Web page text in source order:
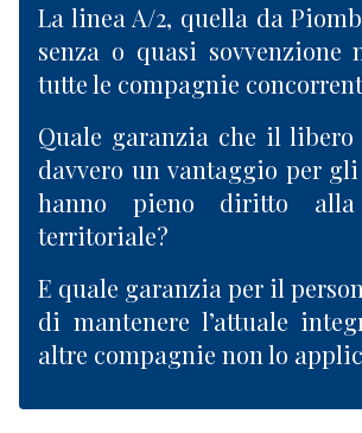
La linea A/2, quella da
senza o quasi sovvenzione
tutte le compagnie
Quale garanzia che il libero
davvero un vantaggio per
hanno pieno diritto alla
territoriale?
E quale garanzia per il
di mantenere l’attuale
altre compagnie non lo